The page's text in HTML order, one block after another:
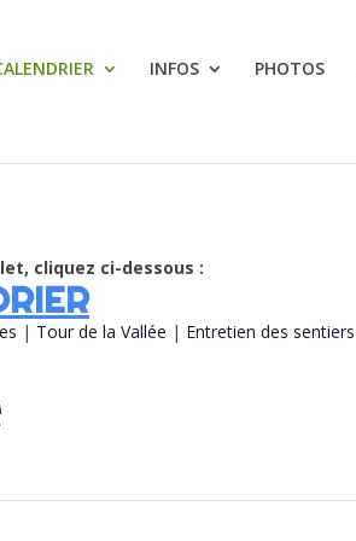
INFOS PHOTOS
cliquez ci-dessous :
| Tour de la Vallée | Entretien des sentiers